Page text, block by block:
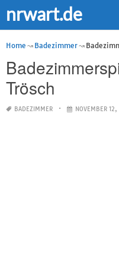
nrwart.de
Home Badezimmer
Trösch
BADEZIMMER NOVEMBER